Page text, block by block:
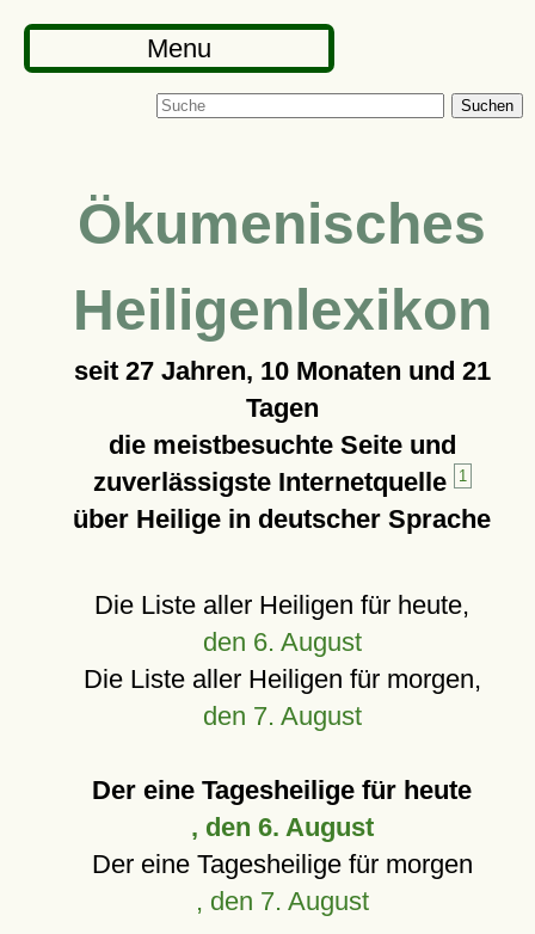
Menu
Suchen
Ökumenisches
Heiligenlexikon
seit 27 Jahren, 10 Monaten und 21
Tagen
die meistbesuchte Seite und
zuverlässigste Internetquelle
1
über Heilige in deutscher Sprache
Die Liste aller Heiligen für heute,
den 6. August
Die Liste aller Heiligen für morgen,
den 7. August
Der eine Tagesheilige für heute
, den 6. August
Der eine Tagesheilige für morgen
, den 7. August